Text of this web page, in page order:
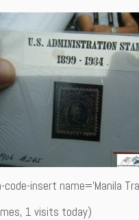
code-insert name=’Manila
1 visits today)